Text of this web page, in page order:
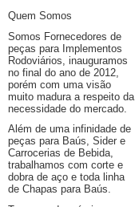
Quem Somos
Somos Fornecedores de
peças para Implementos
Rodoviários, inauguramos
no final do ano de 2012,
porém com uma visão
muito madura a respeito da
necessidade do mercado.
Além de uma infinidade de
peças para Baús, Sider e
Carrocerias de Bebida,
trabalhamos com corte e
dobra de aço e toda linha
de Chapas para Baús.